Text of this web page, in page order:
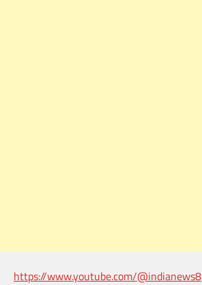
https://www.youtube.com/@indianews8